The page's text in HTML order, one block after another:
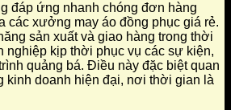
đáp ứng nhanh chóng đơn hàng
các xưởng may áo đồng phục giá rẻ.
sản xuất và giao hàng trong thời
nghiệp kịp thời phục vụ các sự kiện,
quảng bá. Điều này đặc biệt quan
kinh doanh hiện đại, nơi thời gian là